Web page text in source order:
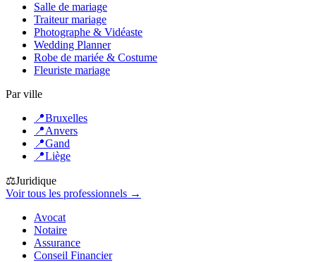
Salle de mariage
Traiteur mariage
Photographe & Vidéaste
Wedding Planner
Robe de mariée & Costume
Fleuriste mariage
Par ville
📍Bruxelles
📍Anvers
📍Gand
📍Liège
⚖️Juridique
Voir tous les professionnels →
Avocat
Notaire
Assurance
Conseil Financier